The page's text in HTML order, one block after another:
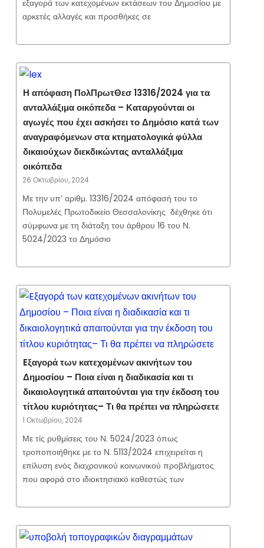
εξαγορά των κατεχομένων εκτάσεων του Δημοσίου με
αρκετές αλλαγές και προσθήκες σε
Η απόφαση ΠολΠρωτΘεσ 13316/2024 για τα
ανταλλάξιμα οικόπεδα – Καταργούνται οι
αγωγές που έχει ασκήσει το Δημόσιο κατά των
αναγραφόμενων στα κτηματολογικά φύλλα
δικαιούχων διεκδικώντας ανταλλάξιμα
οικόπεδα
26 Οκτωβρίου, 2024
Με την υπ’ αριθμ. 13316/2024 απόφασή του το
Πολυμελές Πρωτοδικείο Θεσσαλονίκης δέχθηκε ότι
σύμφωνα με τη διάταξη του άρθρου 16 του Ν.
5024/2023 το Δημόσιο
Eξαγορά των κατεχομένων ακινήτων του
Δημοσίου – Ποια είναι η διαδικασία και τι
δικαιολογητικά απαιτούνται για την έκδοση του
τίτλου κυριότητας– Τι θα πρέπει να πληρώσετε
1 Οκτωβρίου, 2024
Με τίς ρυθμίσεις του Ν. 5024/2023 όπως
τροποποιήθηκε με το Ν. 5113/2024 επιχειρείται η
επίλυση ενός διαχρονικού κοινωνικού προβλήματος
που αφορά στο ιδιοκτησιακό καθεστώς των